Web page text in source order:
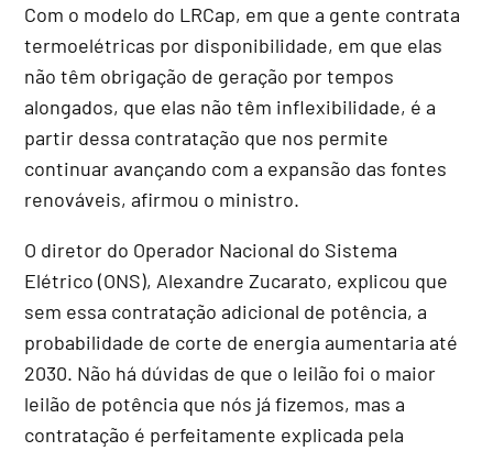
Com o modelo do LRCap, em que a gente contrata
termoelétricas por disponibilidade, em que elas
não têm obrigação de geração por tempos
alongados, que elas não têm inflexibilidade, é a
partir dessa contratação que nos permite
continuar avançando com a expansão das fontes
renováveis, afirmou o ministro.
O diretor do Operador Nacional do Sistema
Elétrico (ONS), Alexandre Zucarato, explicou que
sem essa contratação adicional de potência, a
probabilidade de corte de energia aumentaria até
2030. Não há dúvidas de que o leilão foi o maior
leilão de potência que nós já fizemos, mas a
contratação é perfeitamente explicada pela